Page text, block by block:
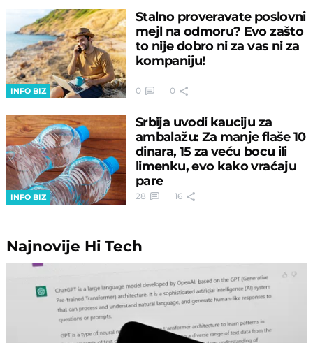
INFO BIZ
Stalno proveravate poslovni
mejl na odmoru? Evo zašto
to nije dobro ni za vas ni za
kompaniju!
0 0
INFO BIZ
Srbija uvodi kauciju za
ambalažu: Za manje flaše 10
dinara, 15 za veću bocu ili
limenku, evo kako vraćaju
pare
28 16
Najnovije Hi Tech